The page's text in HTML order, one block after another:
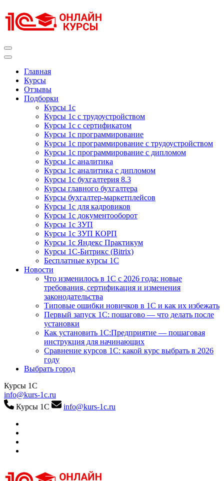
к
содержимому
Главная
Курсы
Отзывы
Подборки
Курсы 1с
Курсы 1с с трудоустройством
Курсы 1с с сертификатом
Курсы 1с программирование
Курсы 1с программирование с трудоустройством
Курсы 1с программирование с дипломом
Курсы 1с аналитика
Курсы 1с аналитика с дипломом
Курсы 1с бухгалтерия 8.3
Курсы главного бухгалтера
Курсы бухгалтер-маркетплейсов
Курсы 1с для кадровиков
Курсы 1с документооборот
Курсы 1с ЗУП
Курсы 1с ЗУП КОРП
Курсы 1с Яндекс Практикум
Курсы 1С-Битрикс (Bitrix)
Бесплатные курсы 1С
Новости
Что изменилось в 1С с 2026 года: новые
требования, сертификация и изменения
законодательства
Типовые ошибки новичков в 1С и как их избежать
Первый запуск 1С: пошагово — что делать после
установки
Как установить 1С:Предприятие — пошаговая
инструкция для начинающих
Сравнение курсов 1С: какой курс выбрать в 2026
году
Выбрать город
Курсы 1С
info@kurs-1c.ru
Курсы 1С
info@kurs-1c.ru